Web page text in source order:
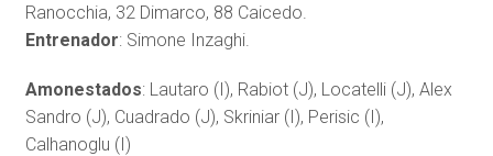
Ranocchia, 32 Dimarco, 88 Caicedo.
Entrenador: Simone Inzaghi.
Amonestados: Lautaro (I), Rabiot (J), Locatelli (J), Alex
Sandro (J), Cuadrado (J), Skriniar (I), Perisic (I),
Calhanoglu (I)